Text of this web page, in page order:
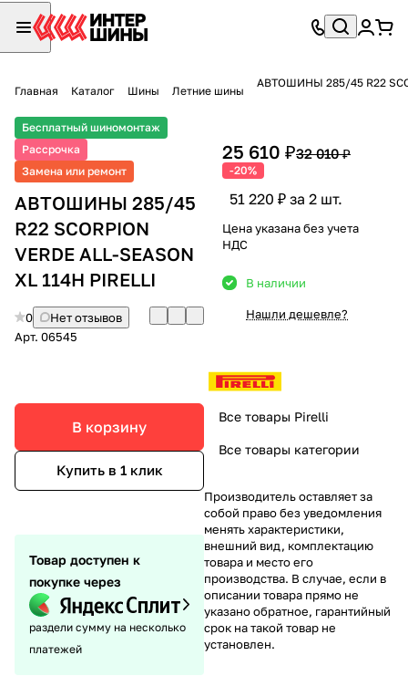
Главная Каталог Шины Летние шины
АВТОШИНЫ 285/45 R22
Бесплатный шиномонтаж
Рассрочка
Замена или ремонт
АВТОШИНЫ 285/45
R22 SCORPION
VERDE ALL-SEASON
XL 114H PIRELLI
0
Нет отзывов
Арт. 06545
В корзину
Купить в 1 клик
Товар доступен к
покупке через
раздели сумму на несколько
платежей
25 610 ₽32 010 ₽
-20%
51 220 ₽ за 2 шт.
Цена указана без учета
НДС
В наличии
Нашли дешевле?
Все товары Pirelli
Все товары категории
Производитель оставляет за
собой право без уведомления
менять характеристики,
внешний вид, комплектацию
товара и место его
производства. В случае, если в
описании товара прямо не
указано обратное, гарантийный
срок на такой товар не
установлен.